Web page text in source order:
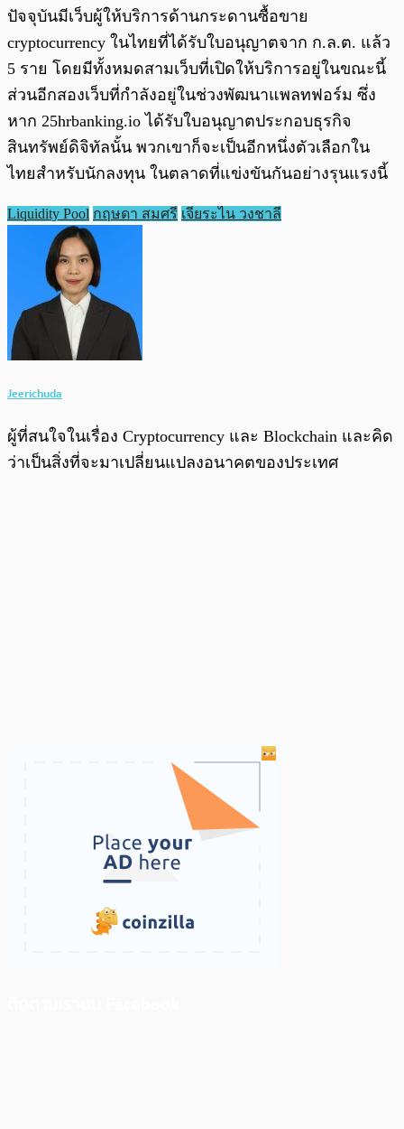
ปัจจุบันมีเว็บผู้ให้บริการด้านกระดานซื้อขาย
cryptocurrency ในไทยที่ได้รับใบอนุญาตจาก ก.ล.ต. แล้ว
5 ราย โดยมีทั้งหมดสามเว็บที่เปิดให้บริการอยู่ในขณะนี้
ส่วนอีกสองเว็บที่กำลังอยู่ในช่วงพัฒนาแพลทฟอร์ม ซึ่ง
หาก 25hrbanking.io ได้รับใบอนุญาตประกอบธุรกิจ
สินทรัพย์ดิจิทัลนั้น พวกเขาก็จะเป็นอีกหนึ่งตัวเลือกใน
ไทยสำหรับนักลงทุน ในตลาดที่แข่งขันกันอย่างรุนแรงนี้
Liquidity Pool กฤษดา สมศรี เจียระไน วงชาลี
Jeerichuda
ผู้ที่สนใจในเรื่อง Cryptocurrency และ Blockchain และคิด
ว่าเป็นสิ่งที่จะมาเปลี่ยนแปลงอนาคตของประเทศ